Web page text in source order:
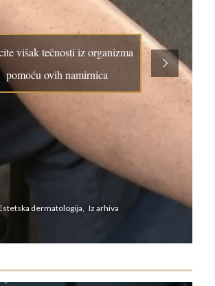
višak tečnosti iz organizma
pomoću ovih namirnica
dermatologija, Iz arhiva